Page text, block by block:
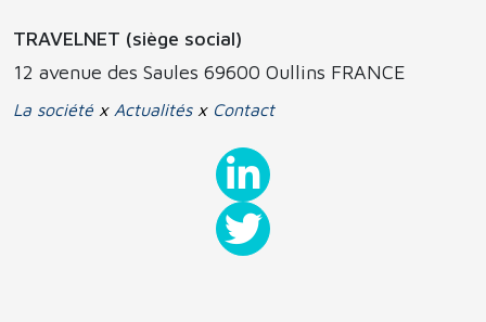
TRAVELNET (siège social)
12 avenue des Saules 69600 Oullins FRANCE
La société x Actualitésx Contact